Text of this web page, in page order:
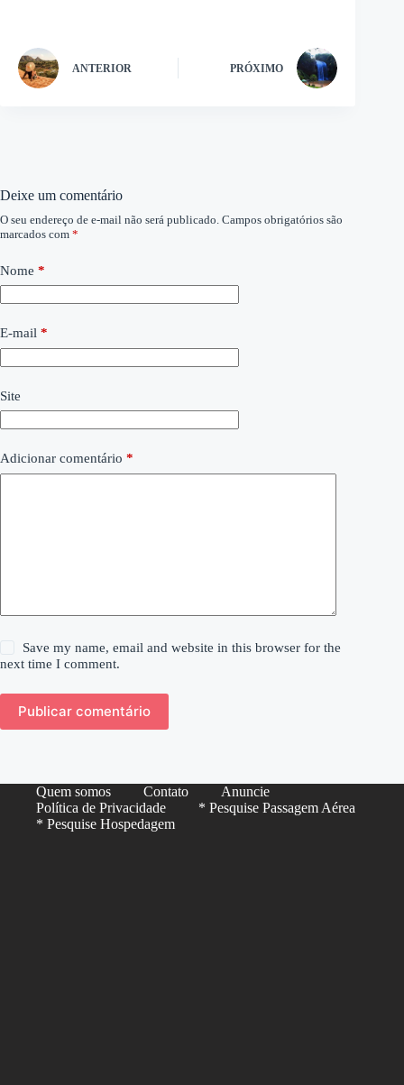
ANTERIOR PRÓXIMO
Deixe um comentário
O seu endereço de e-mail não será publicado. Campos obrigatórios são
marcados com *
Nome *
E-mail *
Site
Adicionar comentário *
Save my name, email and website in this browser for the
next time I comment.
Publicar comentário
Quem somos Contato
Anuncie
Política de Privacidade
* Pesquise Passagem Aérea
* Pesquise Hospedagem